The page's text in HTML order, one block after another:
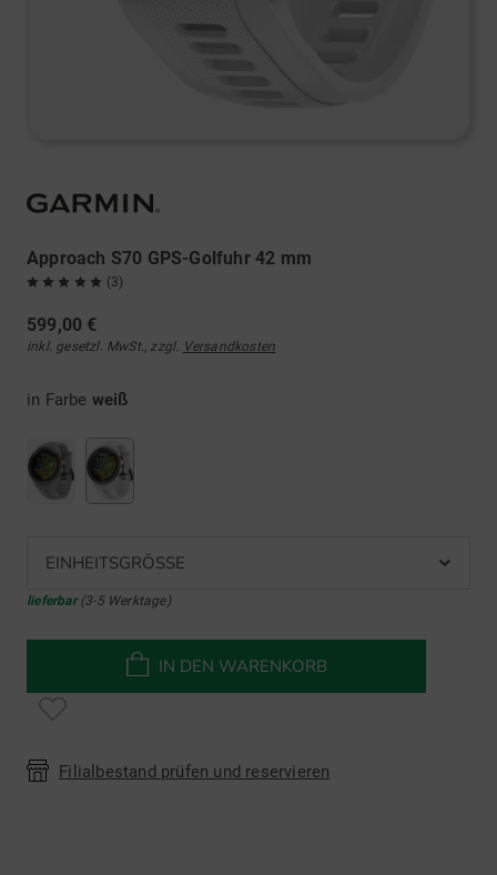
Approach S70 GPS-Golfuhr 42 mm
(3)
599,00 €
inkl. gesetzl. MwSt., zzgl. Versandkosten
in Farbe weiß
EINHEITSGRÖSSE
lieferbar(3-5 Werktage)
IN DEN WARENKORB
Filialbestand prüfen und reservieren